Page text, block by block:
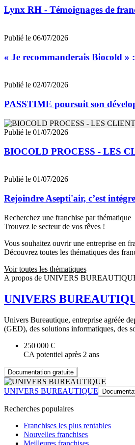
Lynx RH - Témoignages de
Publié le 06/07/2026
« Je recommanderais Biocold »
Publié le 02/07/2026
PASSTIME poursuit son
Publié le 01/07/2026
BIOCOLD PROCESS - LES
Publié le 01/07/2026
Rejoindre Asepti'air, c’est
Recherchez une franchise par thématique
Trouvez le secteur de vos rêves !
Vous souhaitez ouvrir une entreprise en
Découvrez toutes les thématiques des
Voir toutes les thématiques
A propos de UNIVERS
UNIVERS
Univers Bureautique, entreprise agréée
(GED), des solutions informatiques, des
250 000 €
CA potentiel après 2 ans
Documentation gratuite
UNIVERS BUREAUTIQUE
Recherches populaires
Franchises les plus rentables
Nouvelles franchises
Meilleures franchises